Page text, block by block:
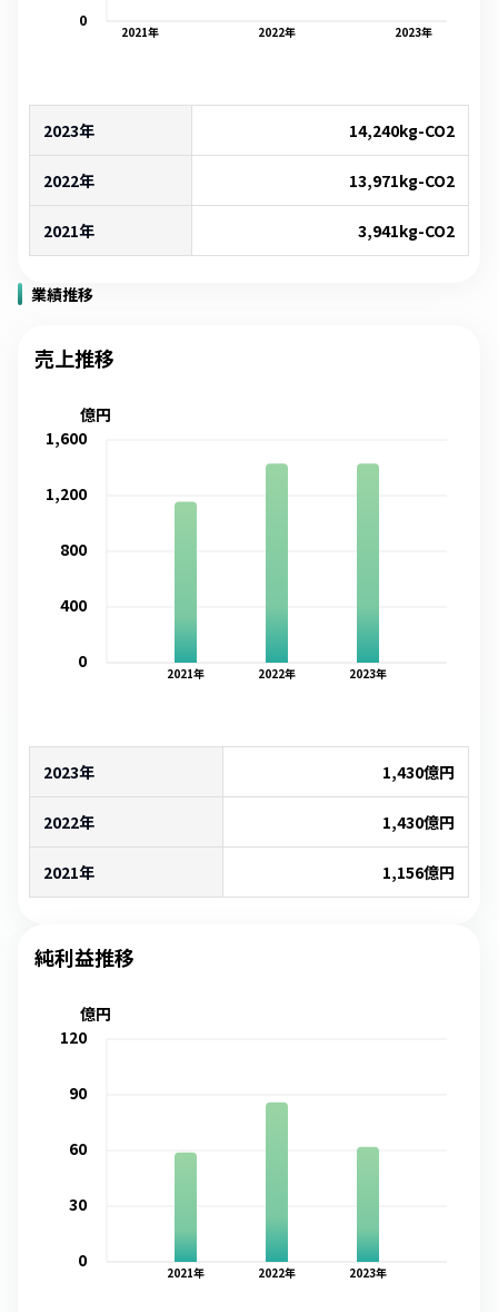
2021年 2022年 2023年
0
2023年 14,240kg-CO2
2022年 13,971kg-CO2
2021年 3,941kg-CO2
業績推移
売上推移
2021年 2022年 2023年
0
400
800
1,200
1,600
億円
2023年 1,430億円
2022年 1,430億円
2021年 1,156億円
純利益推移
2021年 2022年 2023年
0
30
60
90
120
億円